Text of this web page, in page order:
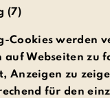
(7)
Cookies werden
auf Webseiten zu
Anzeigen zu
für den